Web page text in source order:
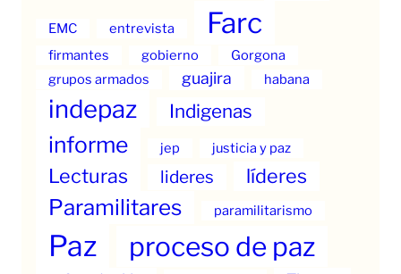
EMC entrevista Farc
firmantes gobierno
Gorgona
grupos armados
guajira habana
indepaz Indigenas
informe jep justicia y paz
Lecturas lideres líderes
Paramilitares paramilitarismo
Paz proceso de paz